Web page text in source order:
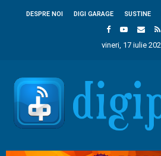
DESPRE NOI DIGI GARAGE SUSTINE
vineri, 17 iulie